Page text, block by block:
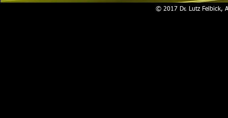
© 2017 Dr. Lutz Felbick,